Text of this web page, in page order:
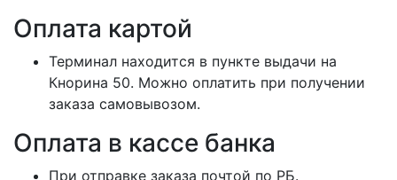
Оплата картой
Терминал находится в пункте выдачи на
Кнорина 50. Можно оплатить при получении
заказа самовывозом.
Оплата в кассе банка
При отправке заказа почтой по РБ.